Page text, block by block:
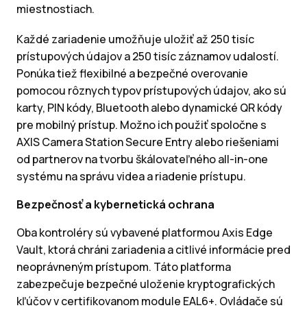
miestnostiach.
Každé zariadenie umožňuje uložiť až 250 tisíc
prístupových údajov a 250 tisíc záznamov udalostí.
Ponúka tiež flexibilné a bezpečné overovanie
pomocou rôznych typov prístupových údajov, ako sú
karty, PIN kódy, Bluetooth alebo dynamické QR kódy
pre mobilný prístup. Možno ich použiť spoločne s
AXIS Camera Station Secure Entry alebo riešeniami
od partnerov na tvorbu škálovateľného all-in-one
systému na správu videa a riadenie prístupu.
Bezpečnosť a kybernetická ochrana
Oba kontroléry sú vybavené platformou Axis Edge
Vault, ktorá chráni zariadenia a citlivé informácie pred
neoprávneným prístupom. Táto platforma
zabezpečuje bezpečné uloženie kryptografických
kľúčov v certifikovanom module EAL6+. Ovládače sú